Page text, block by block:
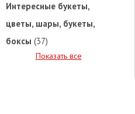
Интересные букеты,
цветы, шары, букеты,
боксы (37)
Показать все